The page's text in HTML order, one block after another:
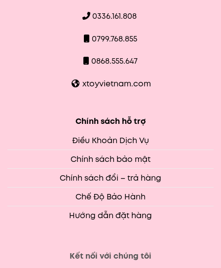
0336.161.808
0799.768.855
0868.555.647
xtoyvietnam.com
Chính sách hỗ trợ
Điều Khoản Dịch Vụ
Chính sách bảo mật
Chính sách đổi – trả hàng
Chế Độ Bảo Hành
Hướng dẫn đặt hàng
Kết nối với chúng tôi